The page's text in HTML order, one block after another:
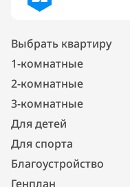
Выбрать квартиру
1-комнатные
2-комнатные
3-комнатные
Для детей
Для спорта
Благоустройство
Генплан